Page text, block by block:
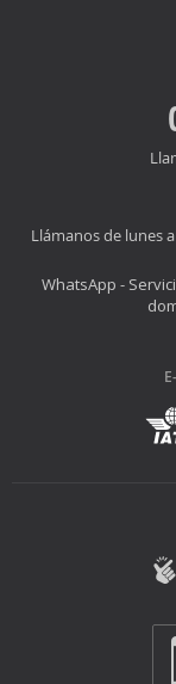
Llámanos de lunes
WhatsApp -